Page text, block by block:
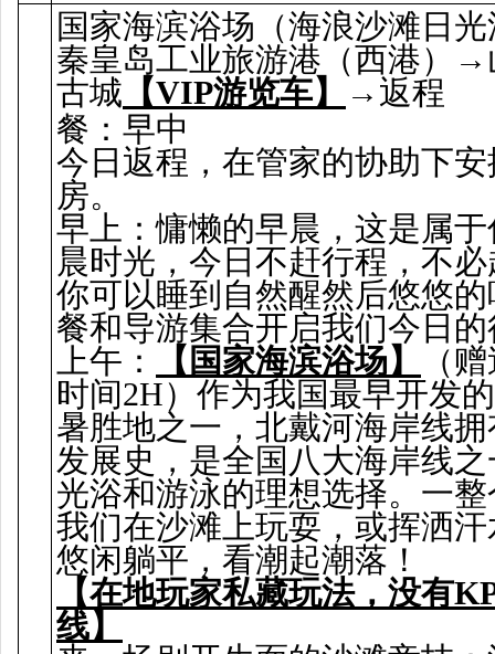
国家海滨浴场（海浪沙滩日
秦皇岛工业旅游港（西港）→
古城 【VIP游览车】
→返程
餐：早中
今日返程，在管家的协助下
房。
早上：慵懒的早晨，这是属
晨时光，今日不赶行程，不
你可以睡到自然醒然后悠悠
餐和导游集合开启我们今日
上午：
【国家海滨浴场】
（
时间2H）作为我国最早开发
暑胜地之一，北戴河海岸线
发展史，是全国八大海岸线
光浴和游泳的理想选择。一
我们在沙滩上玩耍，或挥洒
悠闲躺平，看潮起潮落！
【在地玩家私藏玩法，没有
线】